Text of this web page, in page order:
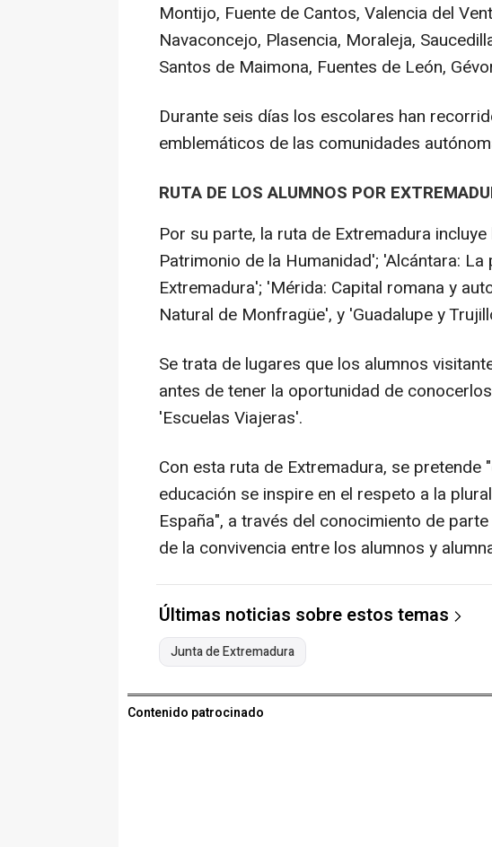
Montijo, Fuente de Cantos, Valencia del
Navaconcejo, Plasencia, Moraleja,
Santos de Maimona, Fuentes de León,
Durante seis días los escolares han
emblemáticos de las comunidades
RUTA DE LOS ALUMNOS POR
Por su parte, la ruta de Extremadura
Patrimonio de la Humanidad'; 'Alcántara:
Extremadura'; 'Mérida: Capital romana y
Natural de Monfragüe', y 'Guadalupe y
Se trata de lugares que los alumnos
antes de tener la oportunidad de
'Escuelas Viajeras'.
Con esta ruta de Extremadura, se
educación se inspire en el respeto a la
España", a través del conocimiento de
de la convivencia entre los alumnos y
Últimas noticias sobre estos temas
Junta de Extremadura
Contenido patrocinado